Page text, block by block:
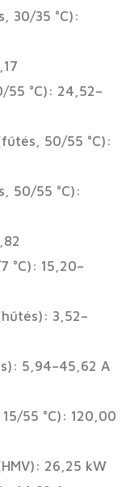
30/35 °C):
55 °C): 24,52–
50/55 °C):
50/55 °C):
°C): 15,20–
3,52–
5,94–45,62 A
55 °C): 120,00
26,25 kW